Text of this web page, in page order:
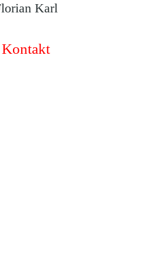
Karl
Kontakt